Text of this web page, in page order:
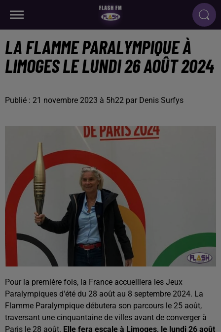
LA FLAMME PARALYMPIQUE À
LIMOGES LE LUNDI 26 AOÛT 2024
Publié : 21 novembre 2023 à 5h22 par Denis Surfys
Pour la première fois, la France accueillera les Jeux
Paralympiques d'été du 28 août au 8 septembre 2024. La
Flamme Paralympique débutera son parcours le 25 août,
traversant une cinquantaine de villes avant de converger à
Paris le 28 août. Elle fera escale à Limoges, le lundi 26 août